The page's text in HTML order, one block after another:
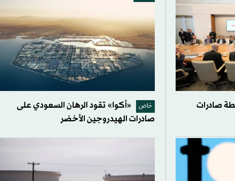
صادرات
خاص
«أكوا» تقود الرهان السعودي على
صادرات الهيدروجين الأخضر